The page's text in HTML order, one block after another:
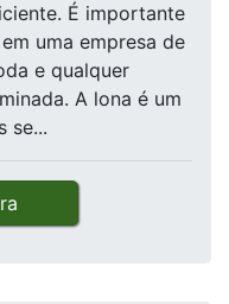
É importante
uma empresa de
e qualquer
A lona é um
se...